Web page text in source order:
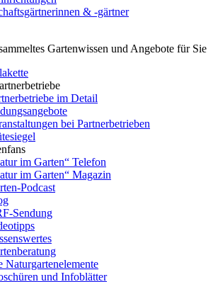
& -gärtner
Gartenwissen und Angebote für Sie
im Detail
bei Partnerbetrieben
im Garten“ Telefon
im Garten“ Magazin
Podcast
Sendung
Naturgartenelemente
und Infoblätter